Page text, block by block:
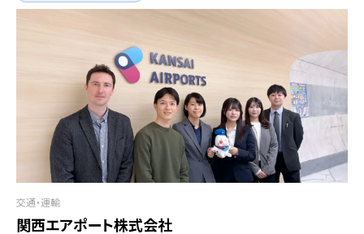
交通・運輸
関西エアポート株式会社